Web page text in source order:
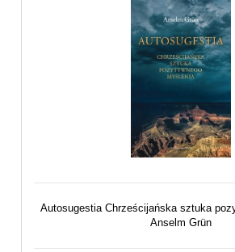
Autosugestia Chrześcijańska sztuka
Anselm Grün